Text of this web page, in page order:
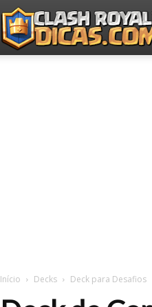
Início Decks Deck para Desafios